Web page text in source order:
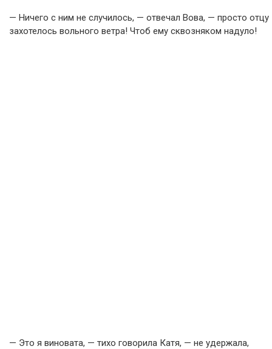
— Ничего с ним не случилось, — отвечал Вова, — просто отцу
захотелось вольного ветра! Чтоб ему сквозняком надуло!
— Это я виновата, — тихо говорила Катя, — не удержала,